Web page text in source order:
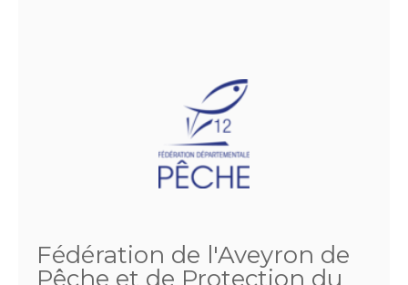
Fédération de l'Aveyron de
Pêche et de Protection du